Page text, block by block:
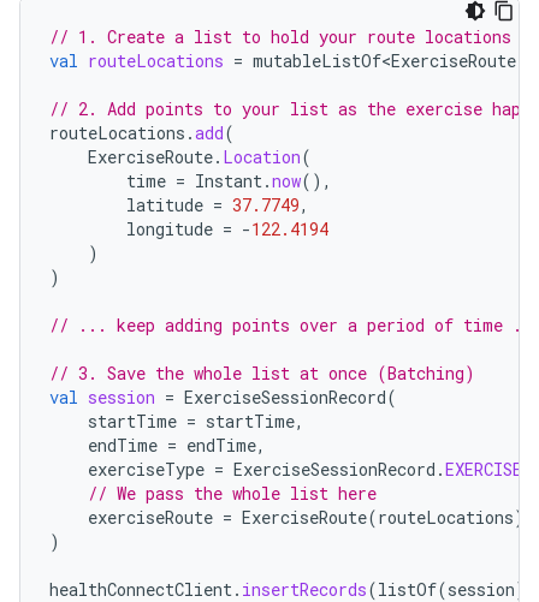
// 1. Create a list to hold your route locations
val routeLocations = mutableListOf<ExerciseRoute
// 2. Add points to your list as the exercise
routeLocations .add(
ExerciseRoute. Location(
time = Instant.now(),
latitude = 37.7749,
longitude = -122.4194
)
)
// ... keep adding points over a period of time
// 3. Save the whole list at once (Batching)
val session = ExerciseSessionRecord(
startTime = startTime,
endTime = endTime,
exerciseType = ExerciseSessionRecord .
// We pass the whole list here
exerciseRoute = ExerciseRoute(routeLocations)
)
healthConnectClient. insertRecords(listOf(session))